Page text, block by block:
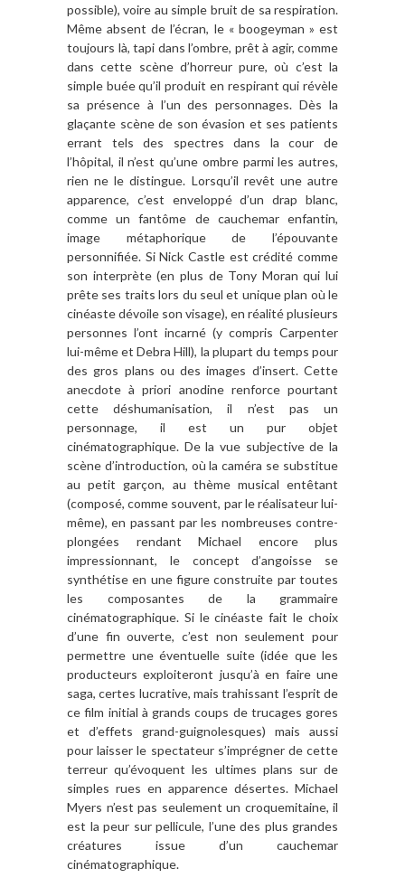
possible), voire au simple bruit de sa respiration.
Même absent de l’écran, le « boogeyman » est
toujours là, tapi dans l’ombre, prêt à agir, comme
dans cette scène d’horreur pure, où c’est la
simple buée qu’il produit en respirant qui révèle
sa présence à l’un des personnages. Dès la
glaçante scène de son évasion et ses patients
errant tels des spectres dans la cour de
l’hôpital, il n’est qu’une ombre parmi les autres,
rien ne le distingue. Lorsqu’il revêt une autre
apparence, c’est enveloppé d’un drap blanc,
comme un fantôme de cauchemar enfantin,
image métaphorique de l’épouvante
personnifiée. Si Nick Castle est crédité comme
son interprète (en plus de Tony Moran qui lui
prête ses traits lors du seul et unique plan où le
cinéaste dévoile son visage), en réalité plusieurs
personnes l’ont incarné (y compris Carpenter
lui-même et Debra Hill), la plupart du temps pour
des gros plans ou des images d’insert. Cette
anecdote à priori anodine renforce pourtant
cette déshumanisation, il n’est pas un
personnage, il est un pur objet
cinématographique. De la vue subjective de la
scène d’introduction, où la caméra se substitue
au petit garçon, au thème musical entêtant
(composé, comme souvent, par le réalisateur lui-
même), en passant par les nombreuses contre-
plongées rendant Michael encore plus
impressionnant, le concept d’angoisse se
synthétise en une figure construite par toutes
les composantes de la grammaire
cinématographique. Si le cinéaste fait le choix
d’une fin ouverte, c’est non seulement pour
permettre une éventuelle suite (idée que les
producteurs exploiteront jusqu’à en faire une
saga, certes lucrative, mais trahissant l’esprit de
ce film initial à grands coups de trucages gores
et d’effets grand-guignolesques) mais aussi
pour laisser le spectateur s’imprégner de cette
terreur qu’évoquent les ultimes plans sur de
simples rues en apparence désertes. Michael
Myers n’est pas seulement un croquemitaine, il
est la peur sur pellicule, l’une des plus grandes
créatures issue d’un cauchemar
cinématographique.